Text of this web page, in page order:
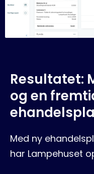
Resultatet:
og en
Med ny
har Lampehuset